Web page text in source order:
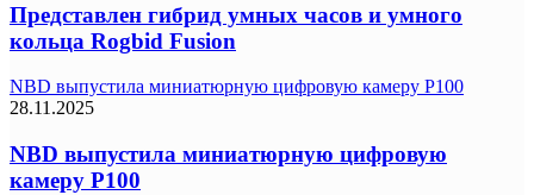
Представлен гибрид умных часов и умного
кольца Rogbid Fusion
NBD выпустила миниатюрную цифровую камеру P100
28.11.2025
NBD выпустила миниатюрную цифровую
камеру P100